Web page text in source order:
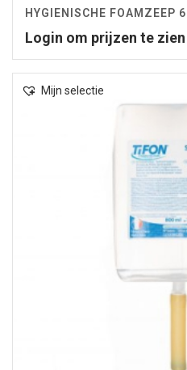
HYGIENISCHE FOAMZEEP
Login om prijzen te zien
Mijn selectie